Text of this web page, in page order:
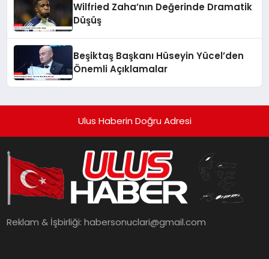
Wilfried Zaha’nın Değerinde Dramatik
Düşüş
Beşiktaş Başkanı Hüseyin Yücel’den
Önemli Açıklamalar
Ulus Haberin Doğru Adresi
Reklam & İşbirliği:habersonuclari@gmail.com